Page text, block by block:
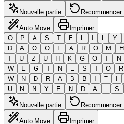
Nouvelle partie Recommencer
Auto Move
Imprimer
O
P A S T E L I L Y
D
A O O F A R O M H
T
U Z U H K G O T N
W
E G T N E S T O R
W
N D R A B B I T I
U
N N Y E N D A I S
Nouvelle partie Recommencer
Auto Move Imprimer